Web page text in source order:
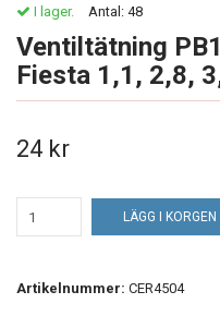
I lager. Antal: 48
Ventiltätning
Fiesta 1,1, 2,8,
24 kr
LÄGG I KORGEN
Artikelnummer: CER4504